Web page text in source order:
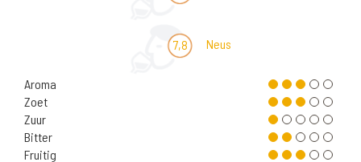
7,8 Neus
Aroma
Zoet
Zuur
Bitter
Fruitig